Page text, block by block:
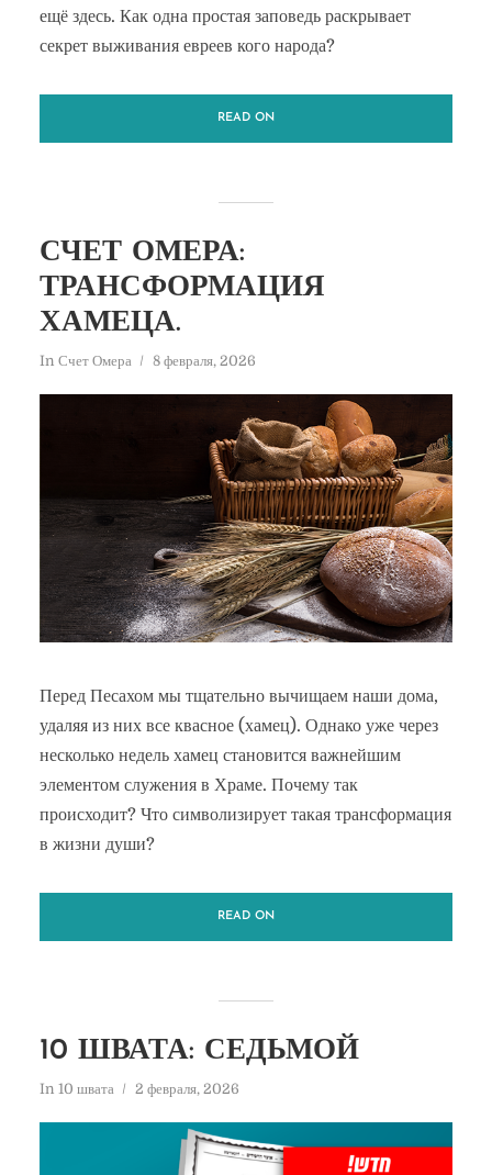
ещё здесь. Как одна простая заповедь раскрывает
секрет выживания евреев кого народа?
READ ON
СЧЕТ ОМЕРА:
ТРАНСФОРМАЦИЯ
ХАМЕЦА.
In Счет Омера 8 февраля, 2026
Перед Песахом мы тщательно вычищаем наши дома,
удаляя из них все квасное (хамец). Однако уже через
несколько недель хамец становится важнейшим
элементом служения в Храме. Почему так
происходит? Что символизирует такая трансформация
в жизни души?
READ ON
10 ШВАТА: СЕДЬМОЙ
In 10 швата 2 февраля, 2026